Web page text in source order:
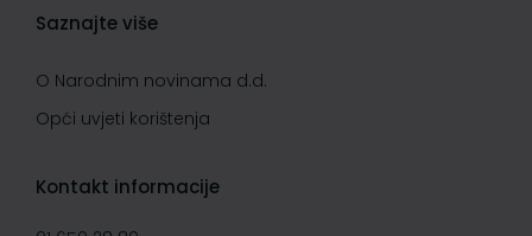
Saznajte više
O Narodnim novinama d.d.
Opći uvjeti korištenja
Kontakt informacije